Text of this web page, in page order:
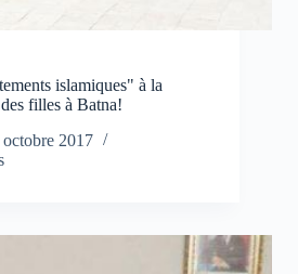
islamiques" à la
filles à Batna!
octobre 2017